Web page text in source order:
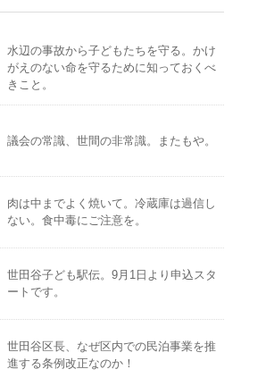
水辺の事故から子どもたちを守る。かけ
がえのない命を守るために知っておくべ
きこと。
議会の常識、世間の非常識。またもや。
肉は中までよく焼いて。冷蔵庫は過信し
ない。食中毒にご注意を。
世田谷子ども駅伝。9月1日より申込スタ
ートです。
世田谷区長、なぜ区内での民泊事業を推
進する条例改正なのか！